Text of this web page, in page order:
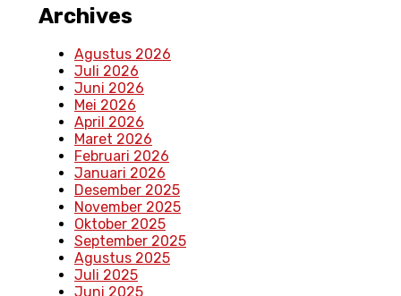
Archives
Agustus 2026
Juli 2026
Juni 2026
Mei 2026
April 2026
Maret 2026
Februari 2026
Januari 2026
Desember 2025
November 2025
Oktober 2025
September 2025
Agustus 2025
Juli 2025
Juni 2025